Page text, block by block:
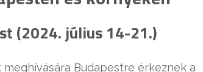
(2024. július 14-21.)
Budapestre érkeznek a